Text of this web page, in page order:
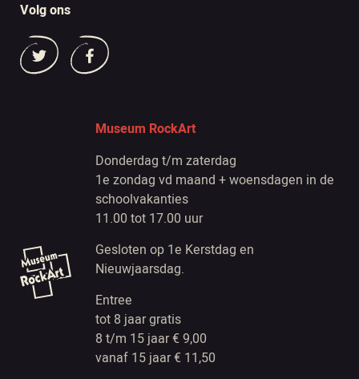
Volg ons
Museum RockArt
Donderdag t/m zaterdag
1e zondag vd maand + woensdagen in de
schoolvakanties
11.00 tot 17.00 uur
Gesloten op 1e Kerstdag en
Nieuwjaarsdag.
Entree
tot 8 jaar gratis
8 t/m 15 jaar € 9,00
vanaf 15 jaar € 11,50